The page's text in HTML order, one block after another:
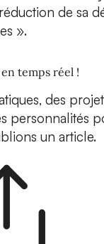
de sa
».
temps réel !
des
personnalités
un article.